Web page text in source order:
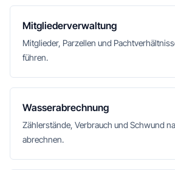
Mitgliederverwaltung
Mitglieder, Parzellen und
führen.
Wasserabrechnung
Zählerstände, Verbrauch und Schwund
abrechnen.